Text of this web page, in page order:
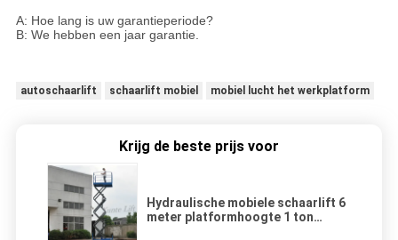
A: Hoe lang is uw garantieperiode?
B: We hebben een jaar garantie.
autoschaarlift schaarlift mobiel mobiel lucht het werkplatform
Krijg de beste prijs voor
Hydraulische mobiele schaarlift 6
meter platformhoogte 1 ton